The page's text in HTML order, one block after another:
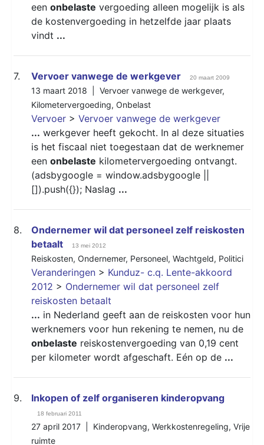
een onbelaste vergoeding alleen mogelijk is als
de kostenvergoeding in hetzelfde jaar plaats
vindt ...
7. Vervoer vanwege de werkgever 20 maart 2009
13 maart 2018 | Vervoer vanwege de werkgever,
Kilometervergoeding, Onbelast
Vervoer > Vervoer vanwege de werkgever
... werkgever heeft gekocht. In al deze situaties
is het fiscaal niet toegestaan dat de werknemer
een onbelaste kilometervergoeding ontvangt.
(adsbygoogle = window.adsbygoogle ||
[]).push({}); Naslag ...
8.
Ondernemer wil dat personeel zelf reiskosten
betaalt
13 mei 2012
Reiskosten, Ondernemer, Personeel, Wachtgeld, Politici
Veranderingen > Kunduz- c.q. Lente-akkoord
2012 > Ondernemer wil dat personeel zelf
reiskosten betaalt
... in Nederland geeft aan de reiskosten voor hun
werknemers voor hun rekening te nemen, nu de
onbelaste reiskostenvergoeding van 0,19 cent
per kilometer wordt afgeschaft. Eén op de ...
9. Inkopen of zelf organiseren kinderopvang
18 februari 2011
27 april 2017 | Kinderopvang, Werkkostenregeling, Vrije
ruimte